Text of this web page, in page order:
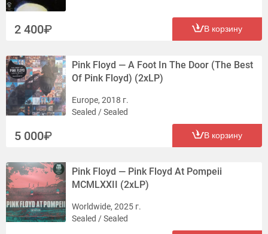
2 400 В корзину
Pink Floyd — A Foot In The Door (The Best
Of Pink Floyd) (2xLP)
Europe, 2018 г.
Sealed / Sealed
5 000 В корзину
Pink Floyd — Pink Floyd At Pompeii
MCMLXXII (2xLP)
Worldwide, 2025 г.
Sealed / Sealed